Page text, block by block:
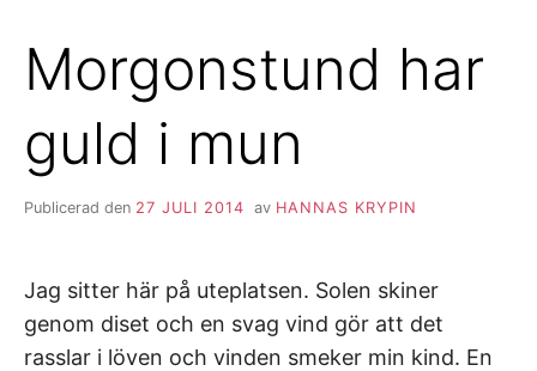
Morgonstund har
guld i mun
Publicerad den 27 JULI 2014 av HANNAS KRYPIN
Jag sitter här på uteplatsen. Solen skiner
genom diset och en svag vind gör att det
rasslar i löven och vinden smeker min kind. En